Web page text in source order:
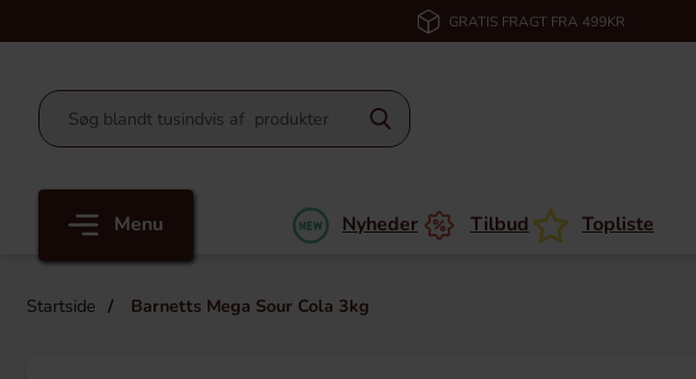
GRATIS FRAGT FRA 499KR
Menu Nyheder Tilbud Topliste
Startside Barnetts Mega Sour Cola 3kg